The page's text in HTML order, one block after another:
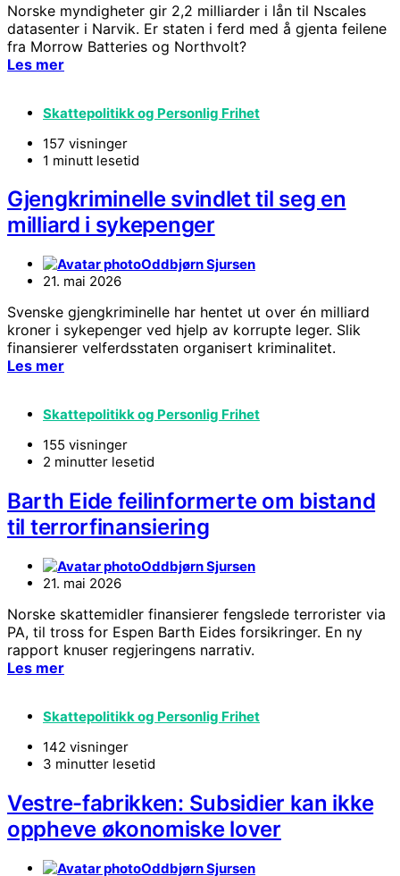
Norske myndigheter gir 2,2 milliarder i lån til Nscales
datasenter i Narvik. Er staten i ferd med å gjenta feilene
fra Morrow Batteries og Northvolt?
Les mer
Skattepolitikk og Personlig Frihet
157 visninger
1 minutt lesetid
Gjengkriminelle svindlet til seg en
milliard i sykepenger
Oddbjørn Sjursen
21. mai 2026
Svenske gjengkriminelle har hentet ut over én milliard
kroner i sykepenger ved hjelp av korrupte leger. Slik
finansierer velferdsstaten organisert kriminalitet.
Les mer
Skattepolitikk og Personlig Frihet
155 visninger
2 minutter lesetid
Barth Eide feilinformerte om bistand
til terrorfinansiering
Oddbjørn Sjursen
21. mai 2026
Norske skattemidler finansierer fengslede terrorister via
PA, til tross for Espen Barth Eides forsikringer. En ny
rapport knuser regjeringens narrativ.
Les mer
Skattepolitikk og Personlig Frihet
142 visninger
3 minutter lesetid
Vestre-fabrikken: Subsidier kan ikke
oppheve økonomiske lover
Oddbjørn Sjursen